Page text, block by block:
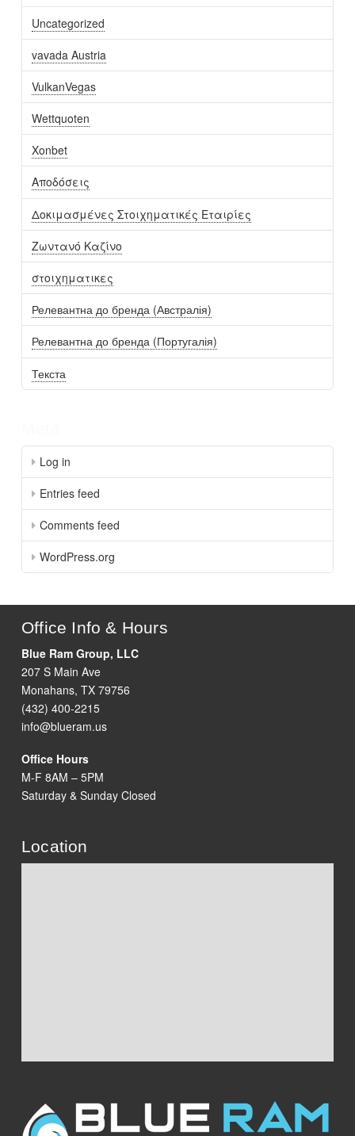
Uncategorized
vavada Austria
VulkanVegas
Wettquoten
Xonbet
Αποδόσεις
Δοκιμασμένες Στοιχηματικές Εταιρίες
Ζωντανό Καζίνο
στοιχηματικες
Релевантна до бренда (Австралія)
Релевантна до бренда (Португалія)
Текста
Log in
Entries feed
Comments feed
WordPress.org
Office Info & Hours
Blue Ram Group, LLC
207 S Main Ave
Monahans, TX 79756
(432) 400-2215
info@blueram.us
Office Hours
M-F 8AM – 5PM
Saturday & Sunday Closed
Location